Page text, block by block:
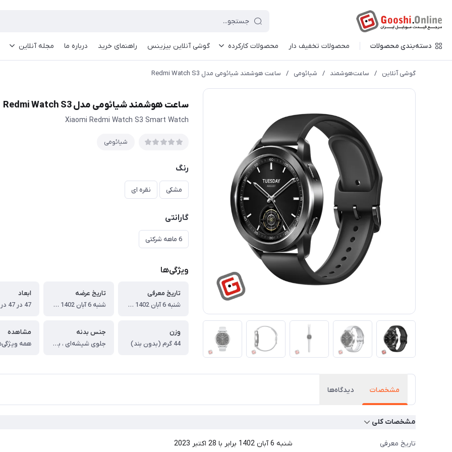
دسته‌بندی محصولات محصولات تخفیف دار محصولات کارکرده گوشی آنلاین بیزینس راهنمای خرید درباره ما مجله آنلاین
گوشی آنلاین / ساعت‌هوشمند / شیائومی / ساعت هوشمند شیائومی مدل Redmi Watch S3
ساعت هوشمند شیائومی مدل Redmi Watch S3
Xiaomi Redmi Watch S3 Smart Watch
شیائومی
رنگ
مشکی نقره ای
گارانتی
6 ماهه شرکتی
ویژگی‌ها
تاریخ معرفی
شنبه 6 آبان 1402 برابر با 28 اکتبر 2023
تاریخ عرضه
شنبه 6 آبان 1402 برابر با 28 اکتبر 2023
ابعاد
وزن
44 گرم (بدون بند)
جنس بدنه
جلوی شیشه‌ای ، بدنه از جنس آلومینیوم ، فریم از جنس فولاد ضدزنگ
مشاهده
همه
مشخصات دیدگاه‌ها
مشخصات کلی
تاریخ معرفی شنبه 6 آبان 1402 برابر با 28 اکتبر 2023